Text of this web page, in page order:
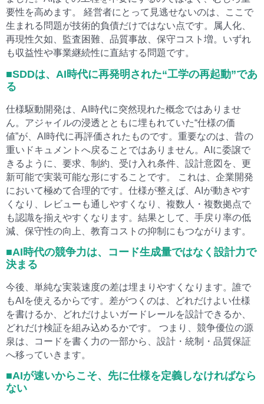
要性を高めます。 経営者にとって見逃せないのは、ここで
生まれる問題が技術的負債だけではない点です。属人化、
再現性欠如、監査困難、品質事故、保守コスト増。いずれ
も収益性や事業継続性に直結する問題です。
■SDDは、AI時代に再発明された“工学の再起動”であ
る
仕様駆動開発は、AI時代に突然現れた概念ではありませ
ん。アジャイルの浸透とともに埋もれていた“仕様の価
値”が、AI時代に再評価されたものです。重要なのは、昔の
重いドキュメントへ戻ることではありません。AIに委譲で
きるように、要求、制約、受け入れ条件、設計意図を、更
新可能で実装可能な形にすることです。 これは、企業開発
において極めて合理的です。仕様が整えば、AIが動きやす
くなり、レビューも通しやすくなり、複数人・複数拠点で
も認識を揃えやすくなります。結果として、手戻り率の低
減、保守性の向上、教育コストの抑制にもつながります。
■AI時代の競争力は、コード生成量ではなく設計力で
決まる
今後、単純な実装速度の差は埋まりやすくなります。誰で
もAIを使えるからです。差がつくのは、どれだけよい仕様
を書けるか、どれだけよいガードレールを設計できるか、
どれだけ検証を組み込めるかです。 つまり、競争優位の源
泉は、コードを書く力の一部から、設計・統制・品質保証
へ移っていきます。
■AIが速いからこそ、先に仕様を定義しなければなら
ない